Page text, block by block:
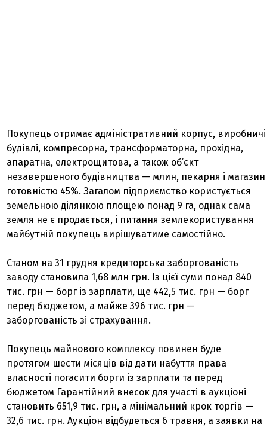
Покупець отримає адміністративний корпус, виробничі
будівлі, компресорна, трансформаторна, прохідна,
апаратна, електрощитова, а також об’єкт
незавершеного будівництва — млин, пекарня і магазин
готовністю 45%. Загалом підприємство користується
земельною ділянкою площею понад 9 га, однак сама
земля не є продається, і питання землекористування
майбутній покупець вирішуватиме самостійно.
Станом на 31 грудня кредиторська заборгованість
заводу становила 1,68 млн грн. Із цієї суми понад 840
тис. грн — борг із зарплати, ще 442,5 тис. грн — борг
перед бюджетом, а майже 396 тис. грн —
заборгованість зі страхування.
Покупець майнового комплексу повинен буде
протягом шести місяців від дати набуття права
власності погасити борги із зарплати та перед
бюджетом Гарантійний внесок для участі в аукціоні
становить 651,9 тис. грн, а мінімальний крок торгів —
32,6 тис. грн. Аукціон відбудеться 6 травня, а заявки на